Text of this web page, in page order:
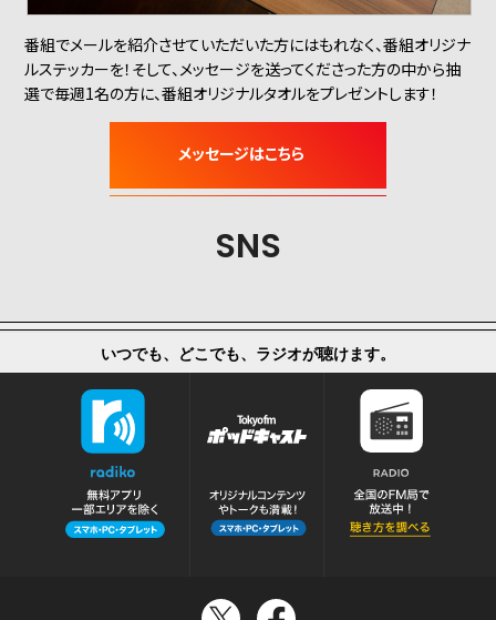
番組でメールを紹介させていただいた方にはもれなく、番組オリジナ
ルステッカーを！そして、メッセージを送ってくださった方の中から抽
選で毎週1名の方に、番組オリジナルタオルをプレゼントします！
SNS
いつでも、どこでも、ラジオが聴けます。